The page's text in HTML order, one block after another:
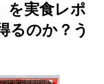
を実食レポ
るのか？う